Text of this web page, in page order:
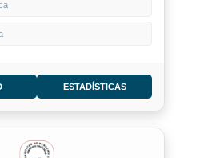
ESTADÍSTICAS